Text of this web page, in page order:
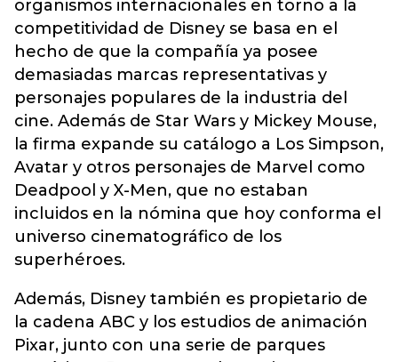
organismos internacionales en torno a la
competitividad de Disney se basa en el
hecho de que la compañía ya posee
demasiadas marcas representativas y
personajes populares de la industria del
cine. Además de Star Wars y Mickey Mouse,
la firma expande su catálogo a Los Simpson,
Avatar y otros personajes de Marvel como
Deadpool y X-Men, que no estaban
incluidos en la nómina que hoy conforma el
universo cinematográfico de los
superhéroes.
Además, Disney también es propietario de
la cadena ABC y los estudios de animación
Pixar, junto con una serie de parques